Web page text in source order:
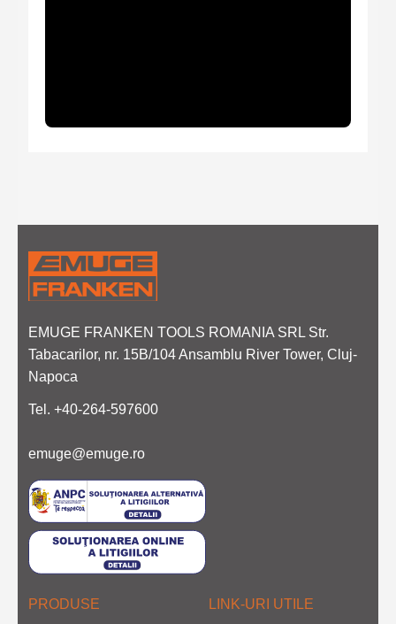
EMUGE FRANKEN TOOLS ROMANIA SRL Str.
Tabacarilor, nr. 15B/104 Ansamblu River Tower, Cluj-
Napoca
Tel. +40-264-597600
emuge@emuge.ro
PRODUSE LINK-URI UTILE